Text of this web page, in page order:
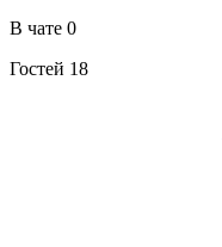
В чате 0
Гостей 18